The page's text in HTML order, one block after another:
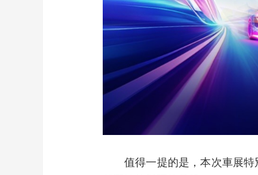
值得一提的是，本次車展